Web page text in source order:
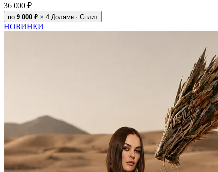
36 000 ₽
по 9 000 ₽ × 4 Долями · Сплит
НОВИНКИ